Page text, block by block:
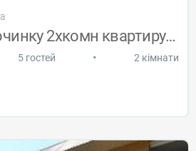
Здаю для відпочинку 2хкомн квартиру в Ал
5 гостей • 2 кімнати